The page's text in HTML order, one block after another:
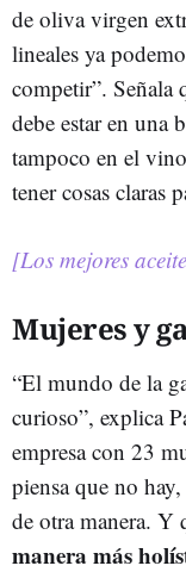
de oliva virgen
lineales ya
competir”. Señala
debe estar en una
tampoco en el
tener cosas claras
[Los mejores
Mujeres y
“El mundo de la
curioso”, explica
empresa con 23
piensa que no
de otra manera. Y
manera más